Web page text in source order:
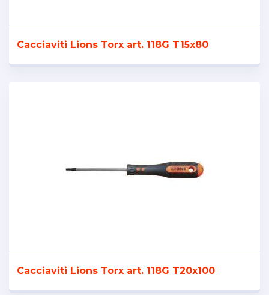
Cacciaviti Lions Torx art. 118G T15x80
Cacciaviti Lions Torx art. 118G T20x100